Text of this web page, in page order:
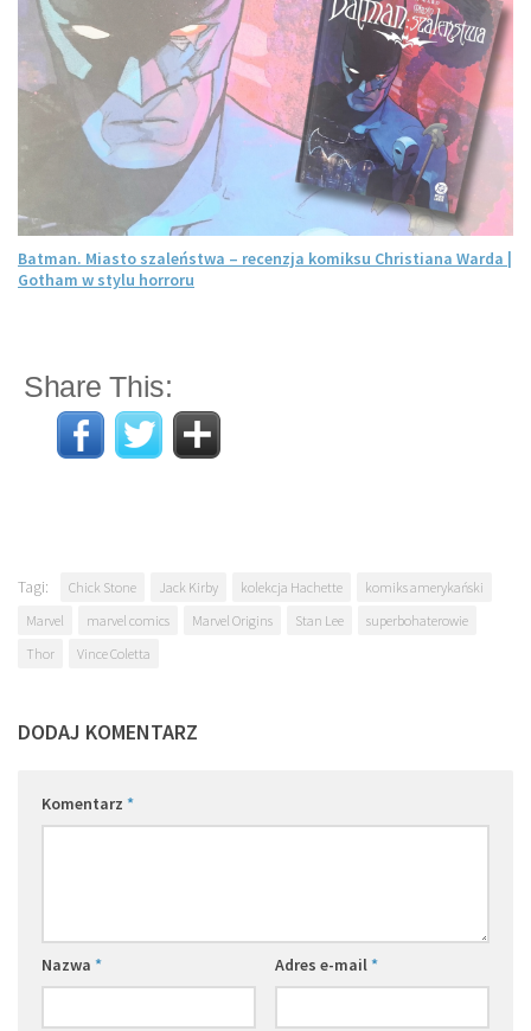
Batman. Miasto szaleństwa – recenzja komiksu Christiana Warda |
Gotham w stylu horroru
Share This:
Tagi: Chick Stone Jack Kirby kolekcja Hachette
komiks amerykański
Marvel
marvel comics Marvel Origins Stan Lee
superbohaterowie
Thor
Vince Coletta
DODAJ KOMENTARZ
Komentarz *
Nazwa * Adres e-mail*